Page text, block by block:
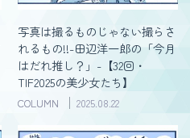
写真は撮るものじゃない撮らさ
れるもの!!-田辺洋一郎の「今月
はだれ推し？」-【32回・
TIF2025の美少女たち】
COLUMN 2025.08.22